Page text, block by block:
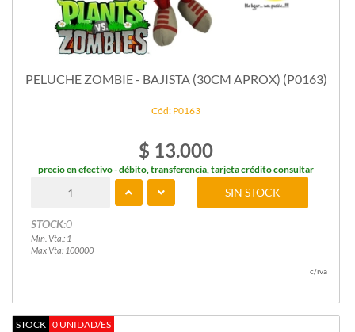
PELUCHE ZOMBIE - BAJISTA (30CM APROX) (P0163)
Cód: P0163
$ 13.000
precio en efectivo - débito, transferencia, tarjeta crédito consultar
STOCK:0
Min. Vta.: 1
Max Vta: 100000
SIN STOCK
c/iva
STOCK 0 UNIDAD/ES